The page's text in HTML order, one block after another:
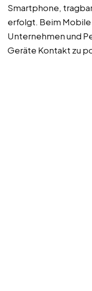
Smartphone,
erfolgt. Beim
Unternehmen und
Geräte Kontakt zu